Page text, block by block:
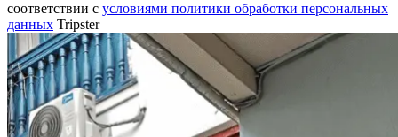
соответствии c условиями политики обработки персональных
данных Tripster